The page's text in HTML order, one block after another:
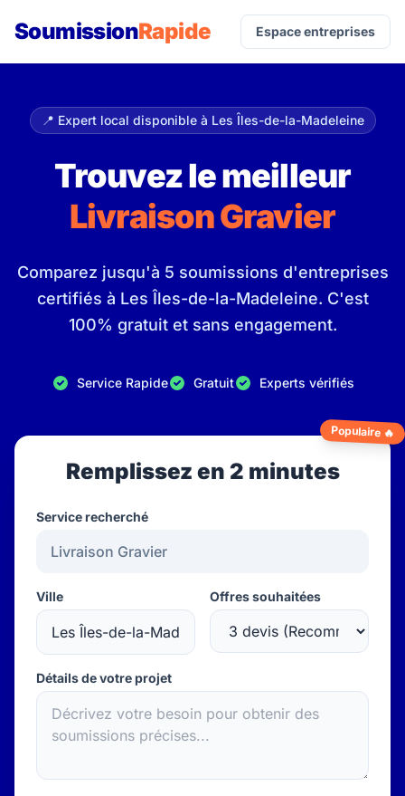
SoumissionRapide Espace entreprises
📍 Expert local disponible à Les Îles-de-la-Madeleine
Trouvez le meilleur
Livraison Gravier
Comparez jusqu'à 5 soumissions d'entreprises
certifiés à Les Îles-de-la-Madeleine. C'est
100% gratuit et sans engagement.
Service Rapide Gratuit Experts vérifiés
Populaire 🔥
Remplissez en 2 minutes
Service recherché
Ville Offres souhaitées
Détails de votre projet